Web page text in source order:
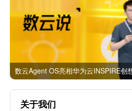
关于我们